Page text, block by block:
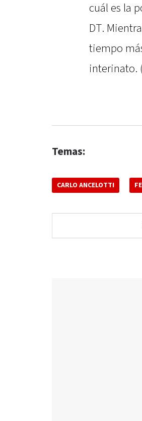
cuál es la
DT.
tiempo
interinato.
Temas:
CARLO ANCELOTTI